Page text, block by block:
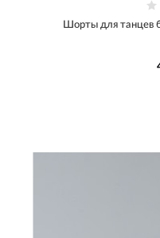
Шорты для танцев